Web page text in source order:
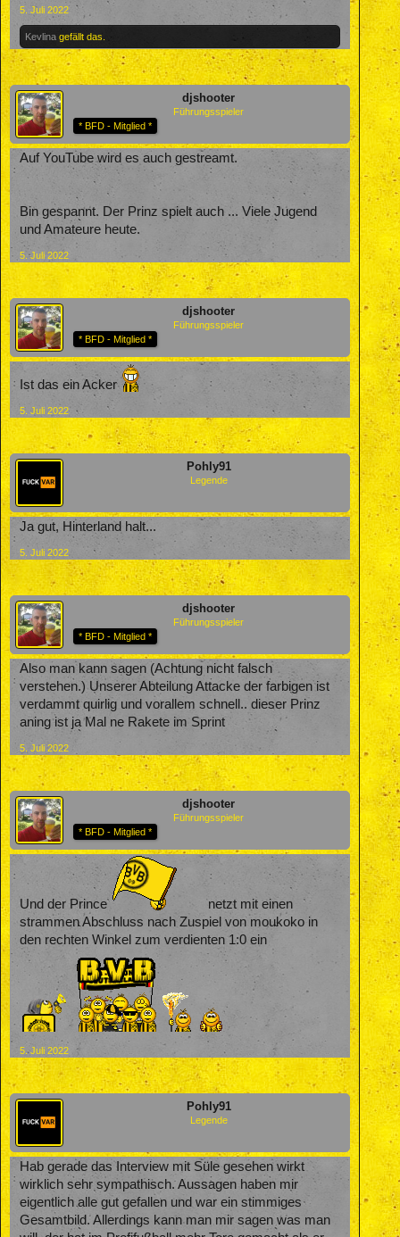
5. Juli 2022
Kevlina gefällt das.
djshooter
Führungsspieler
* BFD - Mitglied *
Auf YouTube wird es auch gestreamt.
Bin gespannt. Der Prinz spielt auch ... Viele Jugend
und Amateure heute.
5. Juli 2022
djshooter
Führungsspieler
* BFD - Mitglied *
Ist das ein Acker
5. Juli 2022
Pohly91
Legende
Ja gut, Hinterland halt...
5. Juli 2022
djshooter
Führungsspieler
* BFD - Mitglied *
Also man kann sagen (Achtung nicht falsch
verstehen.) Unserer Abteilung Attacke der farbigen ist
verdammt quirlig und vorallem schnell.. dieser Prinz
aning ist ja Mal ne Rakete im Sprint
5. Juli 2022
djshooter
Führungsspieler
* BFD - Mitglied *
Und der Prince
netzt mit einen
strammen Abschluss nach Zuspiel von moukoko in
den rechten Winkel zum verdienten 1:0 ein
5. Juli 2022
Pohly91
Legende
Hab gerade das Interview mit Süle gesehen wirkt
wirklich sehr sympathisch. Aussagen haben mir
eigentlich alle gut gefallen und war ein stimmiges
Gesamtbild. Allerdings kann man mir sagen was man